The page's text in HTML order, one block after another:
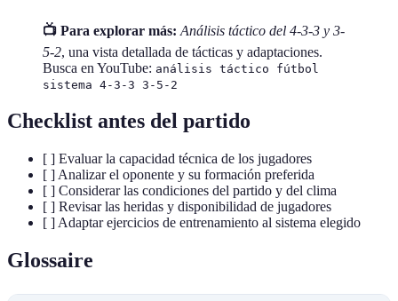
📺 Para explorar más: Análisis táctico del 4-3-3 y 3-
5-2, una vista detallada de tácticas y adaptaciones.
Busca en YouTube: análisis táctico fútbol
sistema 4-3-3 3-5-2
Checklist antes del partido
[ ] Evaluar la capacidad técnica de los jugadores
[ ] Analizar el oponente y su formación preferida
[ ] Considerar las condiciones del partido y del clima
[ ] Revisar las heridas y disponibilidad de jugadores
[ ] Adaptar ejercicios de entrenamiento al sistema elegido
Glossaire